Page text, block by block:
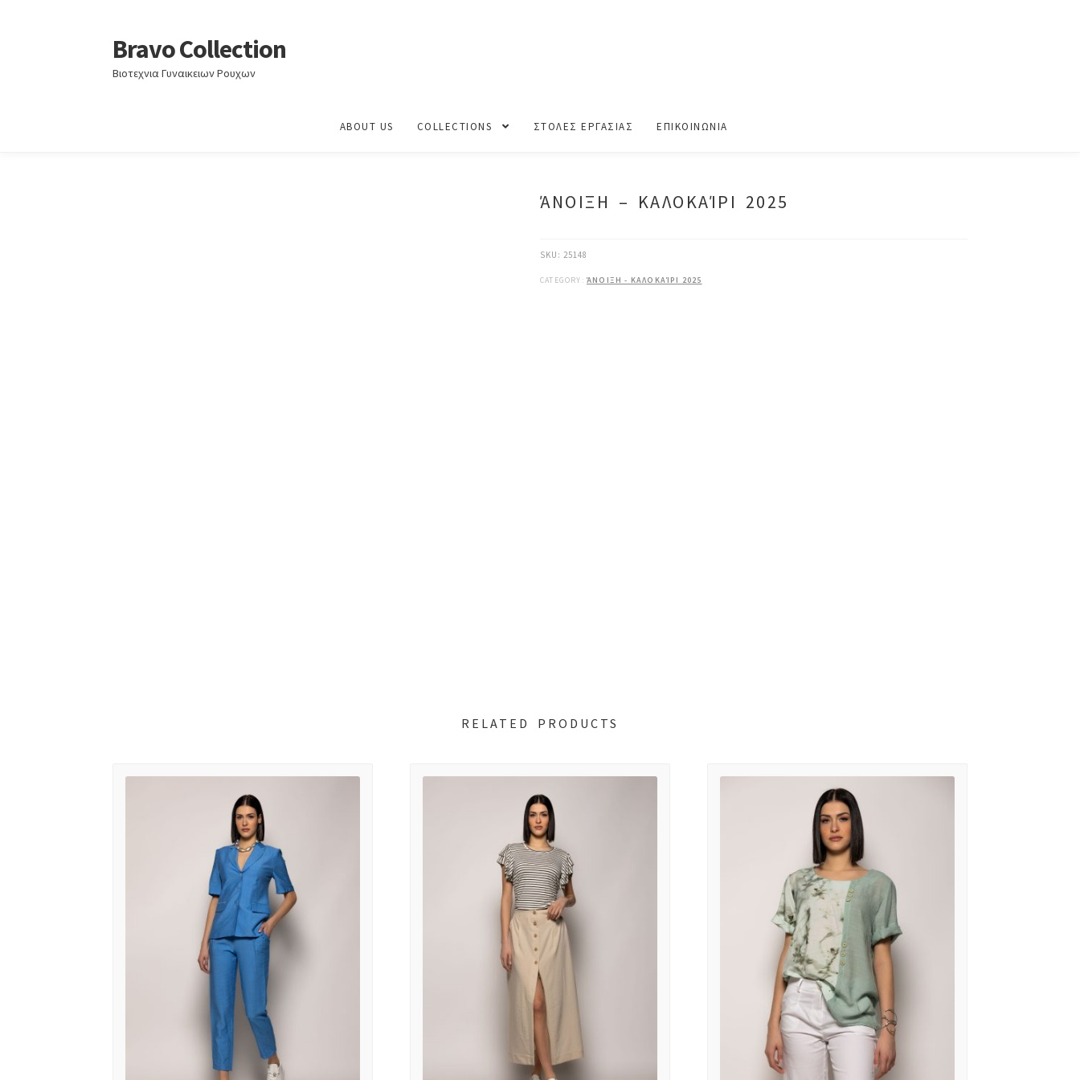
Skip
to
navigation
Skip
to
content
Bravo Collection
Βιοτεχνια Γυναικειων Ρουχων
ABOUT US COLLECTIONS ΣΤΟΛΕΣ ΕΡΓΑΣΙΑΣ ΕΠΙΚΟΙΝΩΝΙΑ
ΆΝΟΙΞΗ – ΚΑΛΟΚΑΊΡΙ 2025
SKU: 25148
CATEGORY: ΆΝΟΙΞΗ - ΚΑΛΟΚΑΊΡΙ 2025
RELATED PRODUCTS